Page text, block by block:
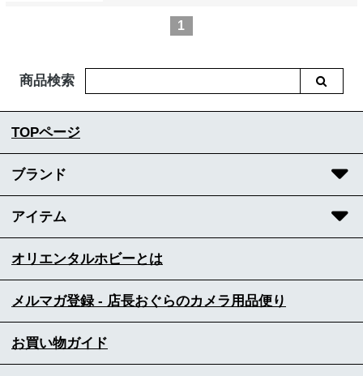
1
商品検索
TOPページ
ブランド
アイテム
オリエンタルホビーとは
メルマガ登録 - 店長おぐらのカメラ用品便り
お買い物ガイド